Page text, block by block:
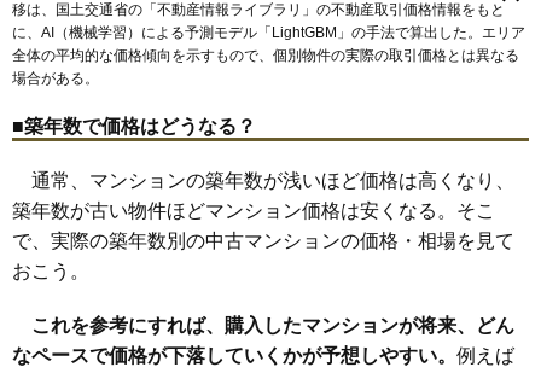
移は、国土交通省の「不動産情報ライブラリ 」の不動産取引価格情報をもと
に、AI（機械学習）による予測モデル「LightGBM」の手法で算出した。エリア
全体の平均的な価格傾向を示すもので、個別物件の実際の取引価格とは異なる
場合がある。
■築年数で価格はどうなる？
通常、マンションの築年数が浅いほど価格は高くなり、
築年数が古い物件ほどマンション価格は安くなる。そこ
で、実際の築年数別の中古マンションの価格・相場を見て
おこう。
これを参考にすれば、購入したマンションが将来、どん
なペースで価格が下落していくかが予想しやすい。 例えば
旭町麻溝台新磯野磯部鵜野森大野台 上鶴間上鶴間本町古淵
相模大野相模台相模台団地桜台新戸相南 相武台相武台団地
西大沼東大沼東林間双葉文京 松が枝町南台若松
古淵駅相武台下駅相模大野駅 小田急相模原駅東林間駅